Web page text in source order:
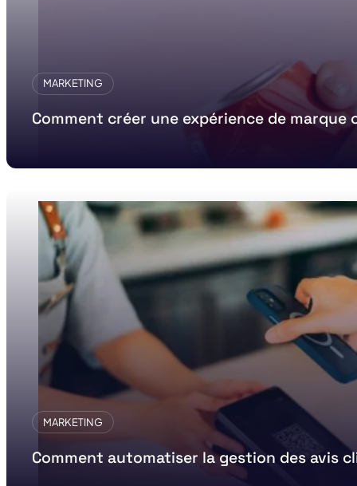
MARKETING
Comment créer une expérience de
MARKETING
Comment automatiser la gestion des avis